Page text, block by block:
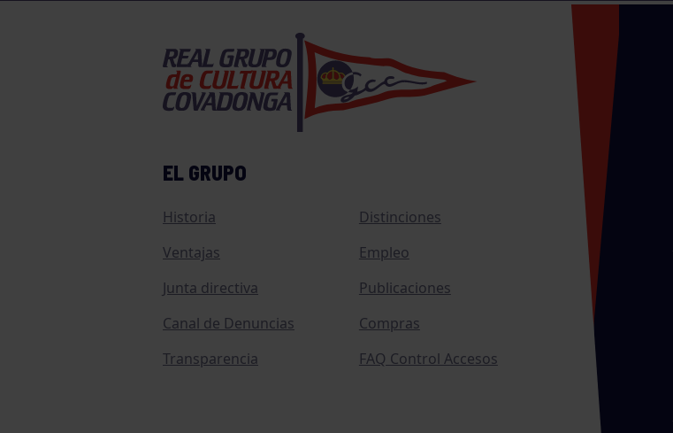
EL GRUPO
Historia
Distinciones
Ventajas
Empleo
Junta directiva
Publicaciones
Canal de Denuncias
Compras
Transparencia
FAQ Control Accesos